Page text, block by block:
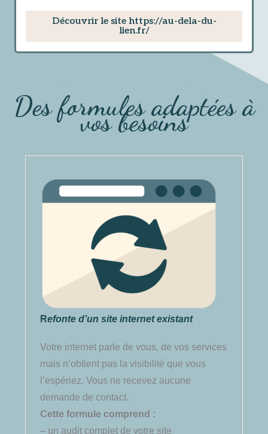
Découvrir le site https://au-dela-du-
lien.fr/
Des formules adaptées à
vos besoins
Refonte d’un site internet existant
Votre internet parle de vous, de vos services
mais n’obtient pas la visibilité que vous
l’espériez. Vous ne recevez aucune
demande de contact.
Cette formule comprend :
– un audit complet de votre site